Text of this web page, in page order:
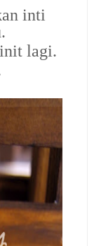
inti
lagi.